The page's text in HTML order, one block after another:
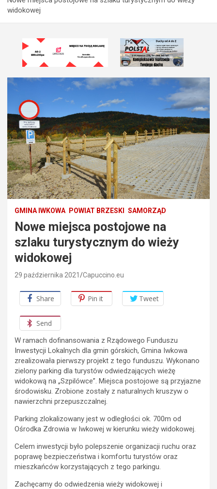
widokowej
GMINA IWKOWA POWIAT BRZESKI SAMORZĄD
Nowe miejsca postojowe na
szlaku turystycznym do wieży
widokowej
29 października 2021 Capuccino.eu
Share Pin it Tweet
Send
W ramach dofinansowania z Rządowego Funduszu
Inwestycji Lokalnych dla gmin górskich, Gmina Iwkowa
zrealizowała pierwszy projekt z tego funduszu. Wykonano
zielony parking dla turystów odwiedzających wieżę
widokową na „Szpilówce”. Miejsca postojowe są przyjazne
środowisku. Zrobione zostały z naturalnych kruszyw o
nawierzchni przepuszczalnej.
Parking zlokalizowany jest w odległości ok. 700m od
Ośrodka Zdrowia w Iwkowej w kierunku wieży widokowej.
Celem inwestycji było polepszenie organizacji ruchu oraz
poprawę bezpieczeństwa i komfortu turystów oraz
mieszkańców korzystających z tego parkingu.
Zachęcamy do odwiedzenia wieży widokowej i